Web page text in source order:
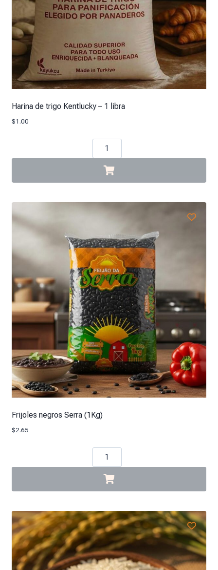
Harina de trigo Kentlucky – 1 libra
$1.00
Frijoles negros Serra (1Kg)
$2.65